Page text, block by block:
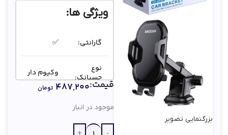
بزرگنمایی تصویر
ویژگی ها:
گارانتی: ✅
نوع
چسبانک:
وکیوم دار
جنس
موجود در انبار
قیمت:۴۸۷,۲۰۰ تومان